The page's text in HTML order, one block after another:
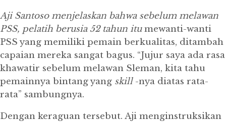
Aji Santoso menjelaskan bahwa sebelum melawan
PSS, pelatih berusia 52 tahun itumewanti-wanti
PSS yang memiliki pemain berkualitas, ditambah
capaian mereka sangat bagus. “Jujur saya ada rasa
khawatir sebelum melawan Sleman, kita tahu
pemainnya bintang yang skill-nya diatas rata-
rata” sambungnya.
Dengan keraguan tersebut. Aji menginstruksikan